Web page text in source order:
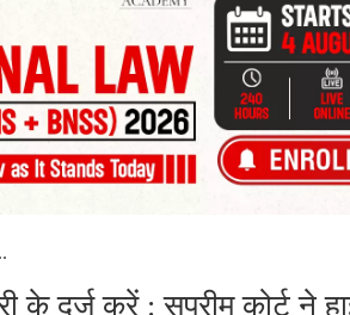
के दर्ज करें : सुप्रीम कोर्ट ने